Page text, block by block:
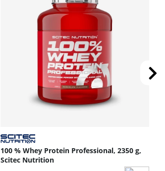
100 % Whey Protein Professional, 2350 g,
Scitec Nutrition